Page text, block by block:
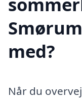
med?
Når du